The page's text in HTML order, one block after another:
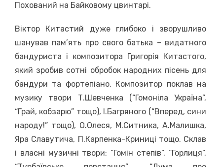
Похований на Байковому цвинтарі.
Віктор Китастий дуже глибоко і зворушливо
шанував пам’ять про свого батька – видатного
бандуриста і композитора Григорія Китастого,
який зробив сотні обробок народних пісень для
бандури та фортепіано. Композитор поклав на
музику твори Т.Шевченка (“Гомоніла Україна”,
“Грай, кобзарю” тощо), І.Багряного (“Вперед, сини
народу!” тощо), О.Олеся, М.Ситника, А.Малишка,
Яра Славутича, П.Карпенка-Криниці тощо. Склав
і власні музичні твори: “Гомін степів”, “Горлиця”,